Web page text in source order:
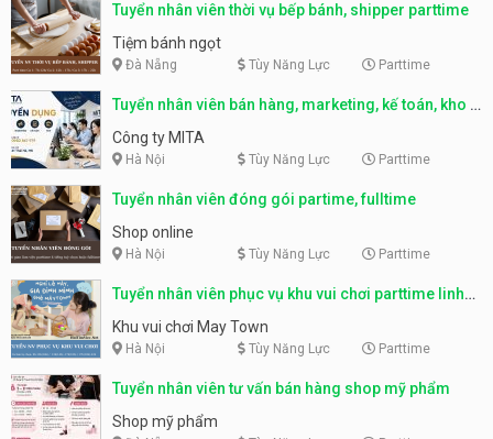
Tuyển nhân viên thời vụ bếp bánh, shipper parttime
Tiệm bánh ngọt
Đà Nẵng Tùy Năng Lực Parttime
Tuyển nhân viên bán hàng, marketing, kế toán, kho –
parttime, fulltime
Công ty MITA
Hà Nội Tùy Năng Lực Parttime
Tuyển nhân viên đóng gói partime, fulltime
Shop online
Hà Nội Tùy Năng Lực Parttime
Tuyển nhân viên phục vụ khu vui chơi parttime linh
động
Khu vui chơi May Town
Hà Nội Tùy Năng Lực Parttime
Tuyển nhân viên tư vấn bán hàng shop mỹ phẩm
Shop mỹ phẩm